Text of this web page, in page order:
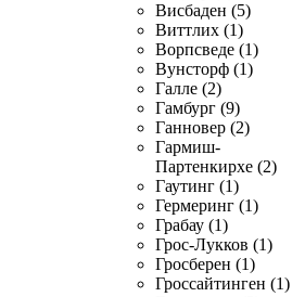
Висбаден (5)
Виттлих (1)
Ворпсведе (1)
Вунсторф (1)
Галле (2)
Гамбург (9)
Ганновер (2)
Гармиш-
Партенкирхе (2)
Гаутинг (1)
Гермеринг (1)
Грабау (1)
Грос-Лукков (1)
Гросберен (1)
Гроссайтинген (1)